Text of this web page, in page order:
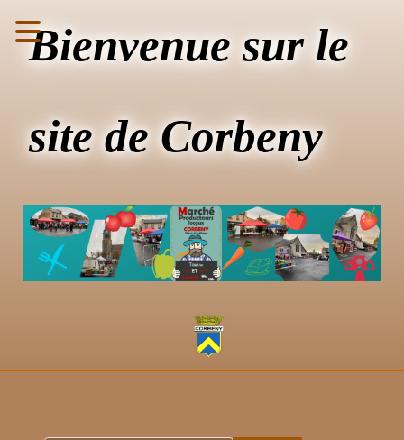
Bienvenue sur le
site de Corbeny